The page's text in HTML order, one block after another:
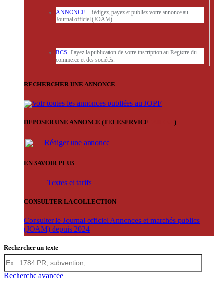
ANNONCE - Rédigez, payez et publiez votre annonce au
Journal officiel (JOAM)
RCS- Payez la publication de votre inscription au Registre du
commerce et des sociétés.
RECHERCHER UNE ANNONCE
Voir toutes les annonces publiées au JOPF
DÉPOSER UNE ANNONCE (TÉLÉSERVICE )
Rédiger une annonce
EN SAVOIR PLUS
Textes et tarifs
CONSULTER LA COLLECTION
Consulter le Journal officiel Annonces et marchés publics
(JOAM) depuis 2024
Rechercher un texte
Recherche avancée